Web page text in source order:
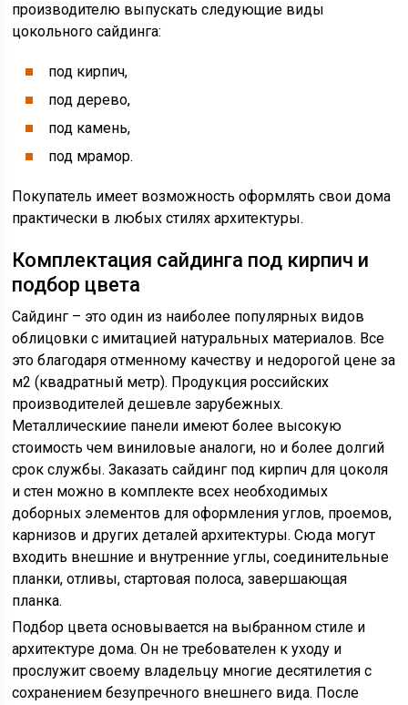
производителю выпускать следующие виды
цокольного сайдинга:
под кирпич,
под дерево,
под камень,
под мрамор.
Покупатель имеет возможность оформлять свои дома
практически в любых стилях архитектуры.
Комплектация сайдинга под кирпич и
подбор цвета
Сайдинг – это один из наиболее популярных видов
облицовки с имитацией натуральных материалов. Все
это благодаря отменному качеству и недорогой цене за
м2 (квадратный метр). Продукция российских
производителей дешевле зарубежных.
Металлическиие панели имеют более высокую
стоимость чем виниловые аналоги, но и более долгий
срок службы. Заказать сайдинг под кирпич для цоколя
и стен можно в комплекте всех необходимых
доборных элементов для оформления углов, проемов,
карнизов и других деталей архитектуры. Сюда могут
входить внешние и внутренние углы, соединительные
планки, отливы, стартовая полоса, завершающая
планка.
Подбор цвета основывается на выбранном стиле и
архитектуре дома. Он не требователен к уходу и
прослужит своему владельцу многие десятилетия с
сохранением безупречного внешнего вида. После